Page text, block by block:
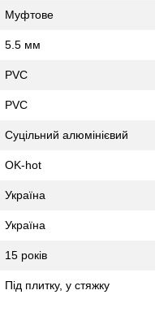
Муфтове
5.5 мм
PVС
PVC
Суцільний алюмінієвий
OK-hot
Україна
Україна
15 років
Під плитку, у стяжку